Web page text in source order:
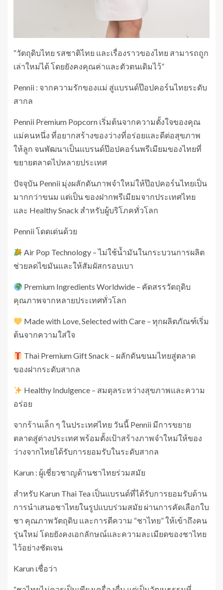
“วัตถุดิบไทย รสชาติไทย และเรื่องราวของไทย สามารถถูก
เล่าใหม่ได้ โดยยังคงคุณค่าและตัวตนเดิมไว้”
Pennii : จากความรักของแม่ สู่แบรนด์ป๊อปคอร์นไทยระดับ
สากล
Pennii Premium Popcorn เริ่มต้นจากความตั้งใจของคุณ
แม่คนหนึ่ง ที่อยากสร้างของว่างที่อร่อยและดีต่อสุขภาพ
ให้ลูก จนพัฒนาเป็นแบรนด์ป๊อปคอร์นพรีเมียมของไทยที่
ขยายตลาดไปหลายประเทศ
ปัจจุบัน Pennii มุ่งผลักดันภาพจำใหม่ให้ป๊อปคอร์นไทยเป็น
มากกว่าขนม แต่เป็น ของฝากพรีเมียมจากประเทศไทย
และ Healthy Snack สำหรับผู้บริโภคทั่วโลก
Pennii โดดเด่นด้วย
Air Pop Technology – ไม่ใช้น้ำมันในกระบวนการผลิต
ช่วยลดไขมันและให้สัมผัสกรอบเบา
Premium Ingredients Worldwide – คัดสรรวัตถุดิบ
คุณภาพจากหลายประเทศทั่วโลก
Made with Love, Selected with Care – ทุกผลิตภัณฑ์เริ่ม
ต้นจากความใส่ใจ
Thai Premium Gift Snack – ผลักดันขนมไทยสู่ตลาด
ของฝากระดับสากล
Healthy Indulgence – สมดุลระหว่างสุขภาพและความ
อร่อย
จากร้านเล็ก ๆ ในประเทศไทย วันนี้ Pennii มีการขยาย
ตลาดสู่ต่างประเทศ พร้อมตั้งเป้าสร้างภาพจำใหม่ให้ของ
ว่างจากไทยได้รับการยอมรับในระดับสากล
Karun : ผู้เชี่ยวชาญด้านชาไทยร่วมสมัย
สำหรับ Karun Thai Tea เป็นแบรนด์ที่ได้รับการยอมรับด้าน
การนำเสนอชาไทยในรูปแบบร่วมสมัย ผ่านการคัดเลือกใบ
ชา คุณภาพวัตถุดิบ และการตีความ “ชาไทย” ให้เข้าถึงคน
รุ่นใหม่ โดยยังคงเอกลักษณ์และความละเมียดของชาไทย
ไว้อย่างชัดเจน
Karun เชื่อว่า